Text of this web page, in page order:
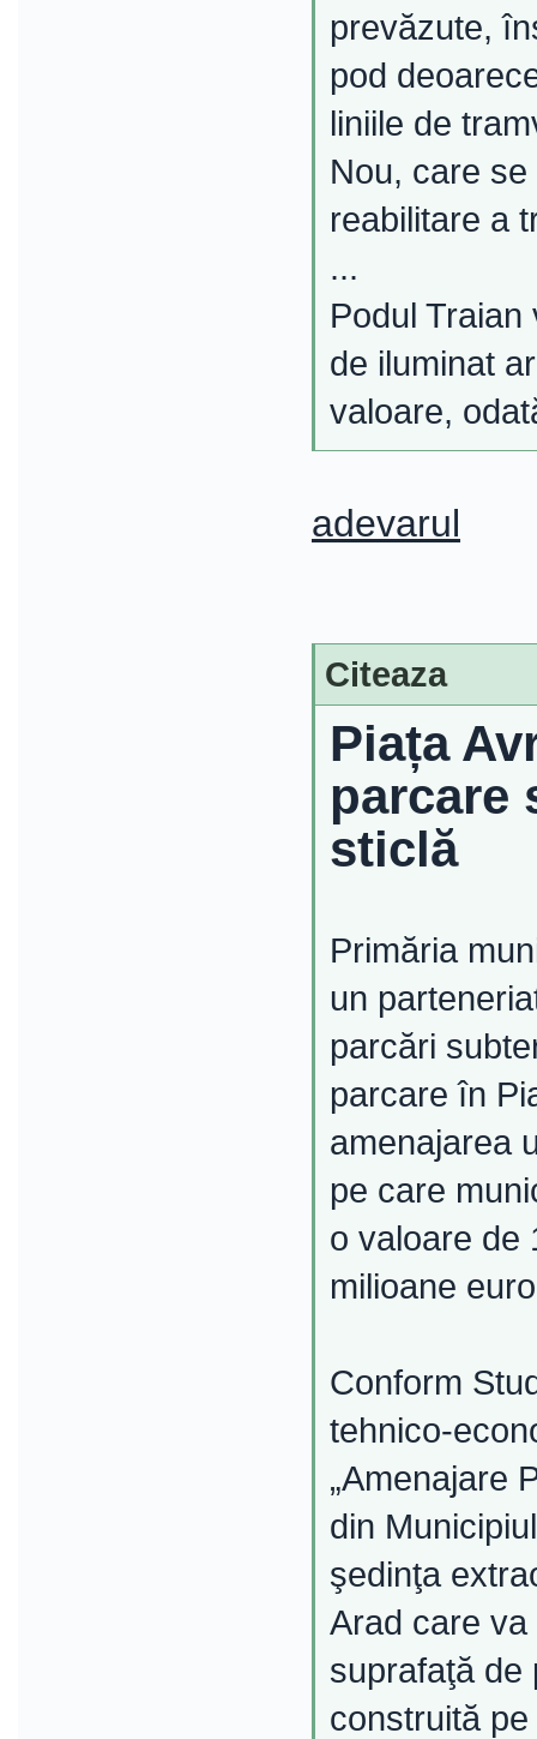
prevăzute,
pod
liniile de
Nou, care
reabilitare a
...
Podul
de iluminat
valoare,
adevarul
Citeaza
Piața
parcare
sticlă
Primăria
un
parcări
parcare în
amenajarea
pe care
o valoare de
milioane
Conform
tehnico-
„Amenajare
din
şedinţa
Arad care
suprafaţă de
construită